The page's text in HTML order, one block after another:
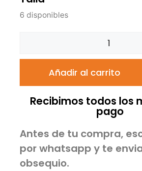
6 disponibles
Añadir al carrito
Recibimos todos los
pago
Antes de tu compra,
por whatsapp y te
obsequio.